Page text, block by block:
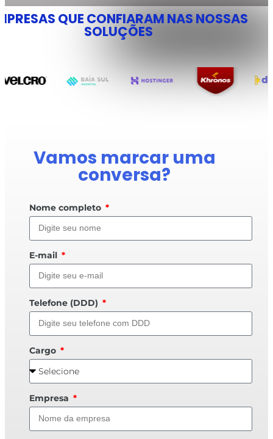
QUE CONFIARAM NAS NOSSAS
SOLUÇÕES
Vamos marcar uma
conversa?
Nome completo
E-mail
Telefone (DDD)
Cargo
Empresa